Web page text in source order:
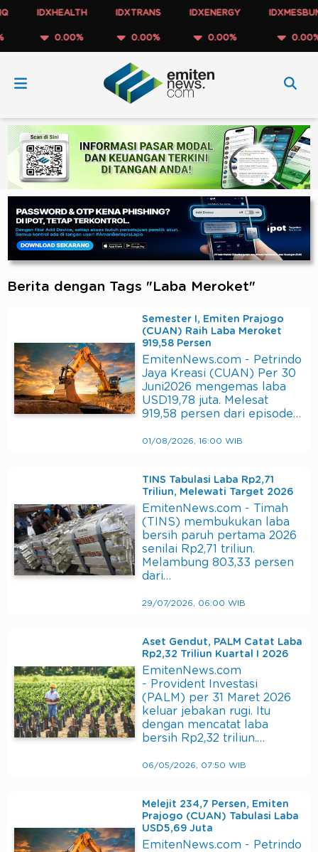
IDXHEALTH
0.00%
IDXTRANS
0.00%
IDXENERGY
0.00%
IDXMESBUMN
0.00%
Berita dengan Tags "Laba Meroket"
Semester I, Emiten Prajogo
(CUAN) Raih Laba Meroket
919,58 Persen
EmitenNews.com - Petrindo
Jaya Kreasi (CUAN) Per 30
Juni2026 mengemas laba
USD19,78 juta. Melesat
919,58 persen dari episode…
01/08/2026, 16:00 WIB
TINS Tabulasi Laba Rp2,71
Triliun, Melewati Target 2026
EmitenNews.com - Timah
(TINS) membukukan laba
bersih paruh pertama 2026
senilai Rp2,71 triliun.
Melambung 803,33 persen
dari…
29/07/2026, 06:00 WIB
Aset Gendut, PALM Catat Laba
Rp2,32 Triliun Kuartal I 2026
EmitenNews.com
- Provident Investasi
(PALM) per 31 Maret 2026
keluar jebakan rugi. Itu
dengan mencatat laba
bersih Rp2,32 triliun.…
06/05/2026, 07:50 WIB
Melejit 234,7 Persen, Emiten
Prajogo (CUAN) Tabulasi Laba
USD5,69 Juta
EmitenNews.com - Petrindo